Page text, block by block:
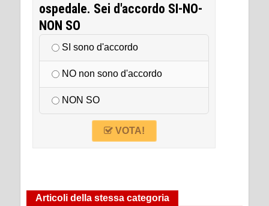
ospedale. Sei d'accordo SI-NO-
NON SO
SI sono d'accordo
NO non sono d'accordo
NON SO
VOTA!
Articoli della stessa categoria